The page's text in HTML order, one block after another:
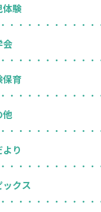
体験
会
育
他
り
ックス